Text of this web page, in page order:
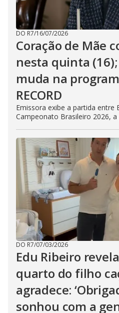
DO R7/16/07/2026
Coração de Mãe
nesta quinta
muda na
RECORD
Emissora exibe a partida
Campeonato Brasileiro 2026, a
DO R7/07/03/2026
Edu Ribeiro
quarto do filho
agradece:
sonhou com a